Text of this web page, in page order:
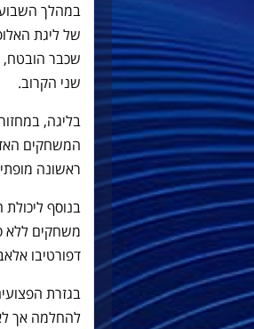
במהלך
של ליגת
שכבר הובטח,
שני הקרוב.
המשחקים
ראשונה
משחקים ללא
דפורטיבו
בגזרת
להחלמה אך